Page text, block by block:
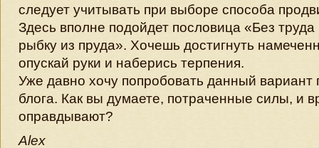
следует учитывать при выборе способа
Здесь вполне подойдет пословица «Без
рыбку из пруда». Хочешь достигнуть
опускай руки и наберись терпения.
Уже давно хочу попробовать данный вариант
блога. Как вы думаете, потраченные силы, и
оправдывают?
Alex